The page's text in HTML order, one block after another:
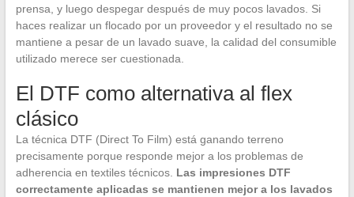
prensa, y luego despegar después de muy pocos lavados. Si
haces realizar un flocado por un proveedor y el resultado no se
mantiene a pesar de un lavado suave, la calidad del consumible
utilizado merece ser cuestionada.
El DTF como alternativa al flex
clásico
La técnica DTF (Direct To Film) está ganando terreno
precisamente porque responde mejor a los problemas de
adherencia en textiles técnicos. Las impresiones DTF
correctamente aplicadas se mantienen mejor a los lavados